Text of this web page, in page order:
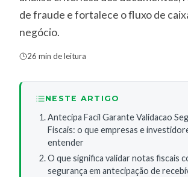
de fraude e fortalece o fluxo de
negócio.
26 min de leitura
NESTE ARTIGO
Antecipa Facil Garante Validacao
Fiscais: o que empresas e
entender
O que significa validar notas fiscais
segurança em antecipação de